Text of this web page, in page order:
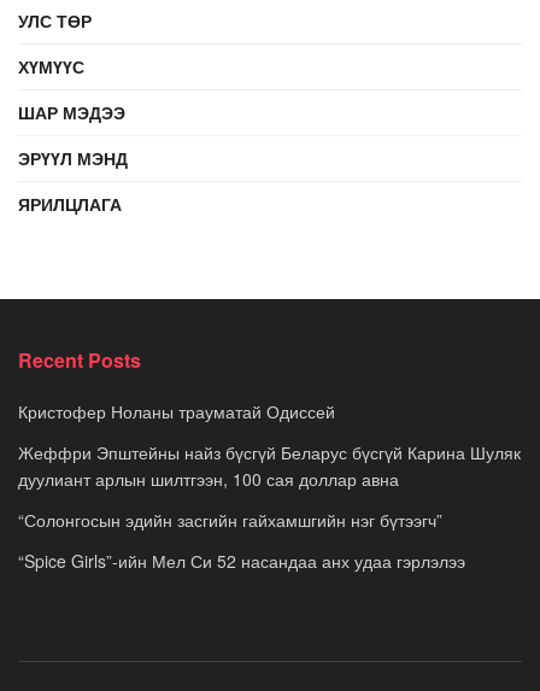
УЛС ТӨР
ХҮМҮҮС
ШАР МЭДЭЭ
ЭРҮҮЛ МЭНД
ЯРИЛЦЛАГА
Recent Posts
Кристофер Ноланы трауматай Одиссей
Жеффри Эпштейны найз бүсгүй Беларус бүсгүй Карина Шуляк
дуулиант арлын шилтгээн, 100 сая доллар авна
“Солонгосын эдийн засгийн гайхамшгийн нэг бүтээгч”
“Spice Girls”-ийн Мел Си 52 насандаа анх удаа гэрлэлээ